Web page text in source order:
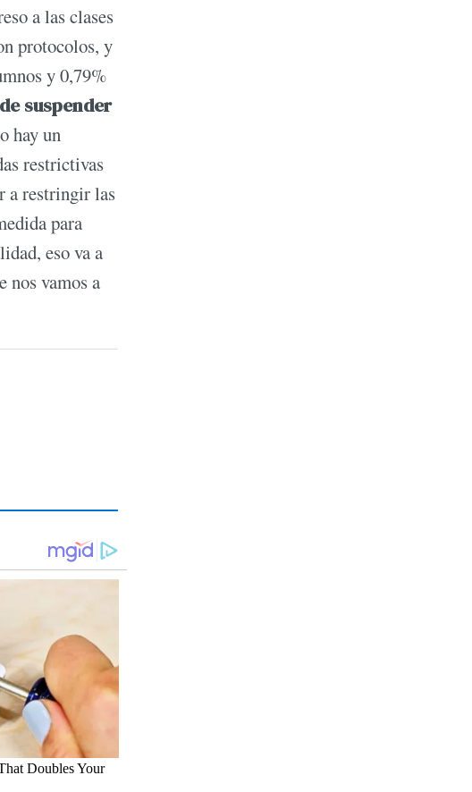
a las clases
protocolos, y
y 0,79%
suspender
hay un
restrictivas
a restringir las
para
eso va a
nos vamos a